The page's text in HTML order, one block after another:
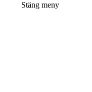
Stäng meny